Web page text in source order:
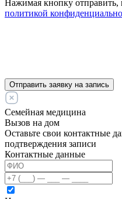
Нажимая кнопку отправить,
политикой
Отправить заявку на запись
Семейная медицина
Вызов на дом
Оставьте свои контактные
подтверждения записи
Контактные данные